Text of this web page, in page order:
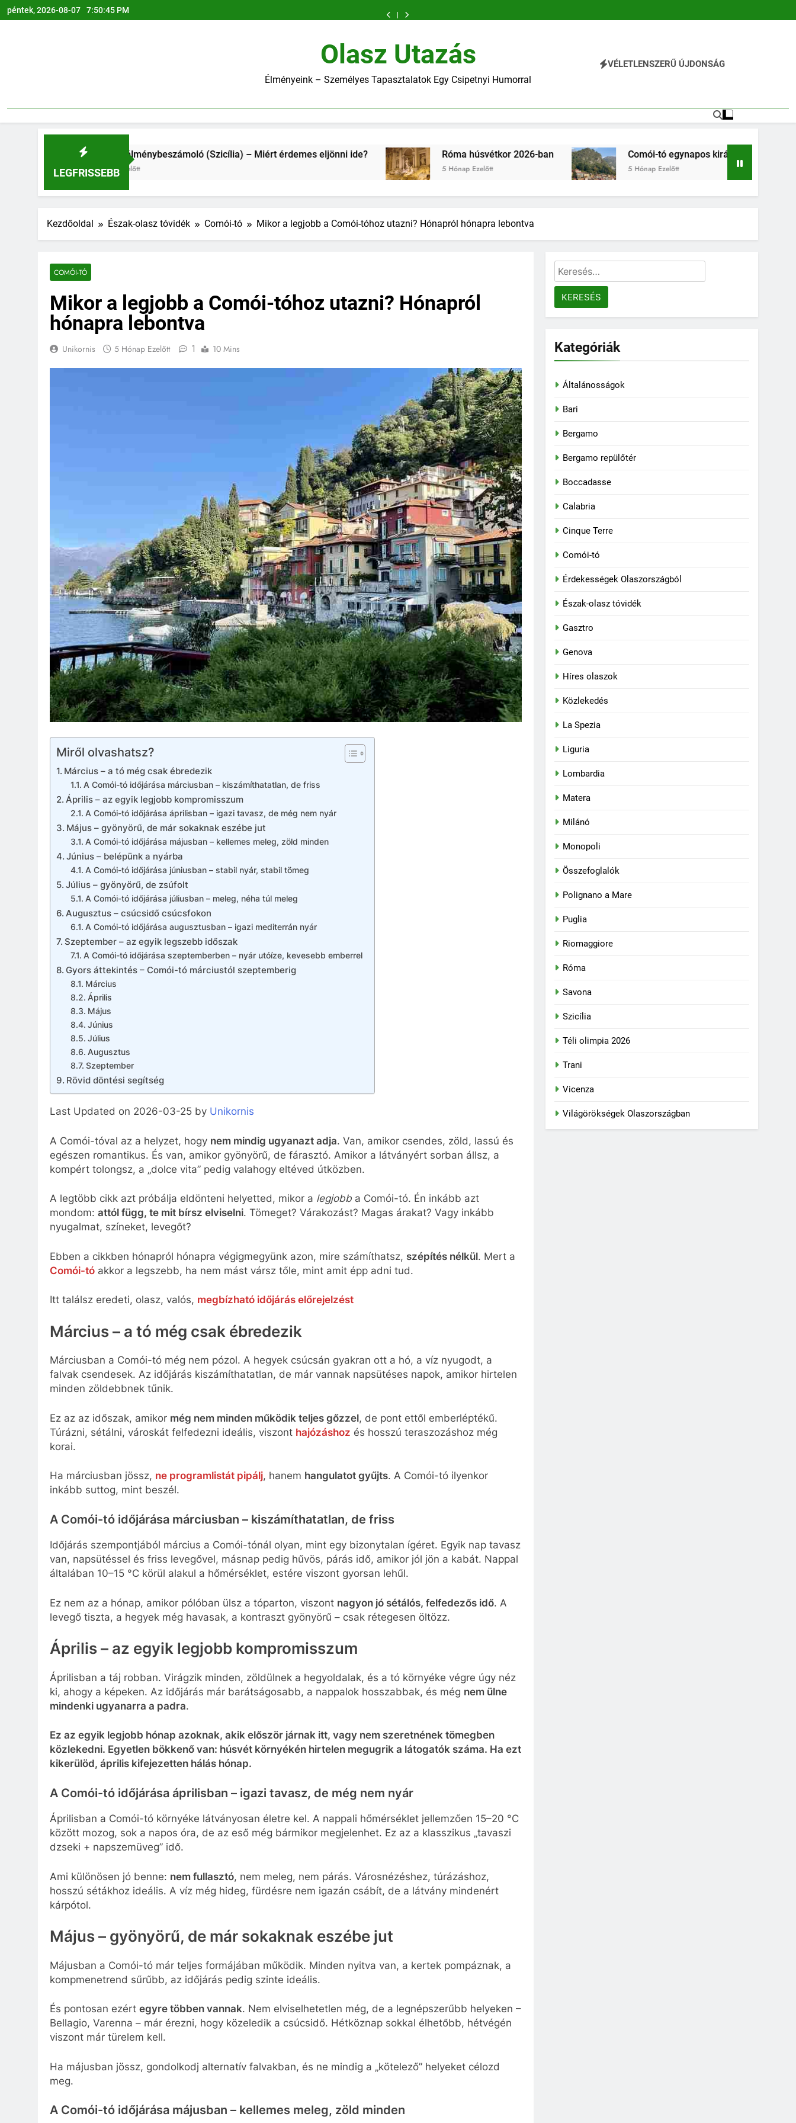
Ugrás
a
péntek, 2026-08-07 7:50:46 PM
kirándulás
Milánóból
ban
–
Szicília
arca
–
Miért
eljönni
ide?
ban
Milánóból
ban
Szicília
Miért
ide?
2026-
egynapos
2026-
ban
Olasz Utazás
Élményeink – Személyes Tapasztalatok Egy Csipetnyi Humorral
VÉLETLENSZERŰ ÚJDONSÁG
LEGFRISSEBB
Marsala élménybeszámoló (Szicília) – Miért érdemes eljönni ide?
4 Hónap Ezelőtt
Róma húsvétkor 2026-ban
5 Hónap Ezelőtt
Comói-tó egynapos kirándulás Milánóból 2026-ban
5 Hónap Ezelőtt
Kezdőoldal Észak-olasz tóvidék Comói-tó Mikor a legjobb a Comói-tóhoz utazni? Hónapról hónapra lebontva
COMÓI-TÓ
Mikor a legjobb a Comói-tóhoz utazni? Hónapról
hónapra lebontva
Unikornis 5 Hónap Ezelőtt 1 10 Mins
Miről olvashatsz?
Március – a tó még csak ébredezik
A Comói-tó időjárása márciusban – kiszámíthatatlan, de friss
Április – az egyik legjobb kompromisszum
A Comói-tó időjárása áprilisban – igazi tavasz, de még nem nyár
Május – gyönyörű, de már sokaknak eszébe jut
A Comói-tó időjárása májusban – kellemes meleg, zöld minden
Június – belépünk a nyárba
A Comói-tó időjárása júniusban – stabil nyár, stabil tömeg
Július – gyönyörű, de zsúfolt
A Comói-tó időjárása júliusban – meleg, néha túl meleg
Augusztus – csúcsidő csúcsfokon
A Comói-tó időjárása augusztusban – igazi mediterrán nyár
Szeptember – az egyik legszebb időszak
A Comói-tó időjárása szeptemberben – nyár utóíze, kevesebb emberrel
Gyors áttekintés – Comói-tó márciustól szeptemberig
Március
Április
Május
Június
Július
Augusztus
Szeptember
Rövid döntési segítség
Last Updated on 2026-03-25 by Unikornis
A Comói-tóval az a helyzet, hogy nem mindig ugyanazt adja. Van, amikor csendes, zöld, lassú és
egészen romantikus. És van, amikor gyönyörű, de fárasztó. Amikor a látványért sorban állsz, a
kompért tolongsz, a „dolce vita” pedig valahogy eltéved útközben.
A legtöbb cikk azt próbálja eldönteni helyetted, mikor a legjobb a Comói-tó. Én inkább azt
mondom: attól függ, te mit bírsz elviselni. Tömeget? Várakozást? Magas árakat? Vagy inkább
nyugalmat, színeket, levegőt?
Ebben a cikkben hónapról hónapra végigmegyünk azon, mire számíthatsz, szépítés nélkül. Mert a
Comói-tó akkor a legszebb, ha nem mást vársz tőle, mint amit épp adni tud.
Itt találsz eredeti, olasz, valós, megbízható időjárás előrejelzést
Március – a tó még csak ébredezik
Márciusban a Comói-tó még nem pózol. A hegyek csúcsán gyakran ott a hó, a víz nyugodt, a
falvak csendesek. Az időjárás kiszámíthatatlan, de már vannak napsütéses napok, amikor hirtelen
minden zöldebbnek tűnik.
Ez az az időszak, amikor még nem minden működik teljes gőzzel, de pont ettől emberléptékű.
Túrázni, sétálni, városkát felfedezni ideális, viszont hajózáshoz és hosszú teraszozáshoz még
korai.
Ha márciusban jössz, ne programlistát pipálj, hanem hangulatot gyűjts. A Comói-tó ilyenkor
inkább suttog, mint beszél.
A Comói-tó időjárása márciusban – kiszámíthatatlan, de friss
Időjárás szempontjából március a Comói-tónál olyan, mint egy bizonytalan ígéret. Egyik nap tavasz
van, napsütéssel és friss levegővel, másnap pedig hűvös, párás idő, amikor jól jön a kabát. Nappal
általában 10–15 °C körül alakul a hőmérséklet, estére viszont gyorsan lehűl.
Ez nem az a hónap, amikor pólóban ülsz a tóparton, viszont nagyon jó sétálós, felfedezős idő. A
levegő tiszta, a hegyek még havasak, a kontraszt gyönyörű – csak rétegesen öltözz.
Április – az egyik legjobb kompromisszum
Áprilisban a táj robban. Virágzik minden, zöldülnek a hegyoldalak, és a tó környéke végre úgy néz
ki, ahogy a képeken. Az időjárás már barátságosabb, a nappalok hosszabbak, és még nem ülne
mindenki ugyanarra a padra.
Ez az egyik legjobb hónap azoknak, akik először járnak itt, vagy nem szeretnének tömegben
közlekedni. Egyetlen bökkenő van: húsvét környékén hirtelen megugrik a látogatók száma. Ha ezt
kikerülöd, április kifejezetten hálás hónap.
A Comói-tó időjárása áprilisban – igazi tavasz, de még nem nyár
Áprilisban a Comói-tó környéke látványosan életre kel. A nappali hőmérséklet jellemzően 15–20 °C
között mozog, sok a napos óra, de az eső még bármikor megjelenhet. Ez az a klasszikus „tavaszi
dzseki + napszemüveg” idő.
Ami különösen jó benne: nem fullasztó, nem meleg, nem párás. Városnézéshez, túrázáshoz,
hosszú sétákhoz ideális. A víz még hideg, fürdésre nem igazán csábít, de a látvány mindenért
kárpótol.
Május – gyönyörű, de már sokaknak eszébe jut
Májusban a Comói-tó már teljes formájában működik. Minden nyitva van, a kertek pompáznak, a
kompmenetrend sűrűbb, az időjárás pedig szinte ideális.
És pontosan ezért egyre többen vannak. Nem elviselhetetlen még, de a legnépszerűbb helyeken –
Bellagio, Varenna – már érezni, hogy közeledik a csúcsidő. Hétköznap sokkal élhetőbb, hétvégén
viszont már türelem kell.
Ha májusban jössz, gondolkodj alternatív falvakban, és ne mindig a „kötelező” helyeket célozd
meg.
A Comói-tó időjárása májusban – kellemes meleg, zöld minden
Keresés:
Kategóriák
Általánosságok
Bari
Bergamo
Bergamo repülőtér
Boccadasse
Calabria
Cinque Terre
Comói-tó
Érdekességek Olaszországból
Észak-olasz tóvidék
Gasztro
Genova
Híres olaszok
Közlekedés
La Spezia
Liguria
Lombardia
Matera
Milánó
Monopoli
Összefoglalók
Polignano a Mare
Puglia
Riomaggiore
Róma
Savona
Szicília
Téli olimpia 2026
Trani
Vicenza
Világörökségek Olaszországban